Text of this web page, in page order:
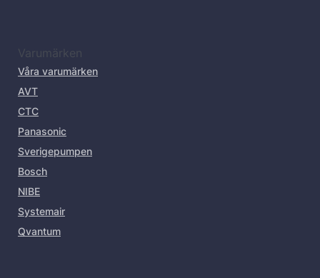
Varumärken
Våra varumärken
AVT
CTC
Panasonic
Sverigepumpen
Bosch
NIBE
Systemair
Qvantum